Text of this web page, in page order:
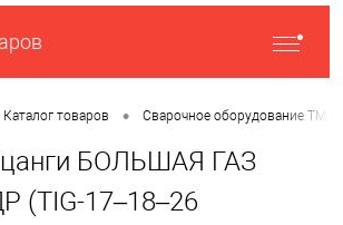
Каталог товаров • Сварочное оборудование ТМ
БОЛЬШАЯ ГАЗ
(TIG-17–18–26